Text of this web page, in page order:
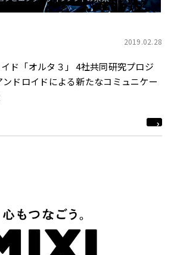
2019.02.28
ド「オルタ３」 4社共同研究プロジ
ンドロイドによる新たなコミュニケー